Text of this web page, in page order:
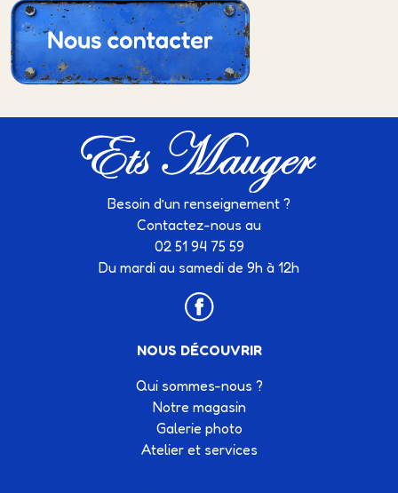
Besoin d’un renseignement ?
Contactez-nous au
02 51 94 75 59
Du mardi au samedi de 9h à 12h
NOUS DÉCOUVRIR
Qui sommes-nous ?
Notre magasin
Galerie photo
Atelier et services